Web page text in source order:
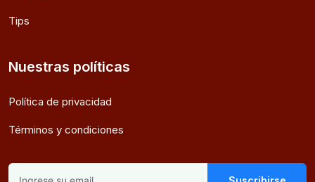
Tips
Nuestras políticas
Política de privacidad
Términos y condiciones